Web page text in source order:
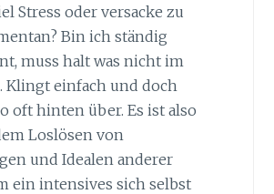
Stress oder versacke zu
Bin ich ständig
muss halt was nicht im
Klingt einfach und doch
oft hinten über. Es ist also
Loslösen von
und Idealen anderer
ein intensives sich selbst